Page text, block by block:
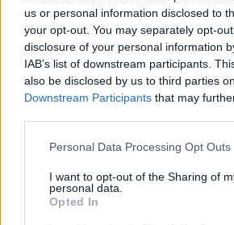
us or personal information disclosed to
your opt-out. You may separately opt-
disclosure of your personal information
IAB’s list of downstream participants.
also be disclosed by us to third parties
Downstream Participants that may
Personal Data Processing Opt Outs
I want to opt-out of the Sharing of
personal data.
Opted In
MEDIA
Φάρμα: Πρώην παίκτρια με
Κουτσόπουλο, τον έκανε να
«Πω... κούκλος είναι»